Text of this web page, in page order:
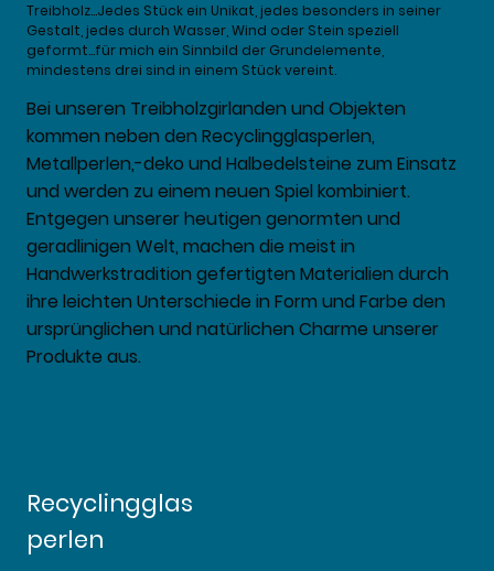
Treibholz…Jedes Stück ein Unikat, jedes besonders in seiner
Gestalt, jedes durch Wasser, Wind oder Stein speziell
geformt…für mich ein Sinnbild der Grundelemente,
mindestens drei sind in einem Stück vereint.
Bei unseren Treibholzgirlanden und Objekten
kommen neben den Recyclingglasperlen,
Metallperlen,-deko und Halbedelsteine zum Einsatz
und werden zu einem neuen Spiel kombiniert.
Entgegen unserer heutigen genormten und
geradlinigen Welt, machen die meist in
Handwerkstradition gefertigten Materialien durch
ihre leichten Unterschiede in Form und Farbe den
ursprünglichen und natürlichen Charme unserer
Produkte aus.
Recyclingglas
perlen